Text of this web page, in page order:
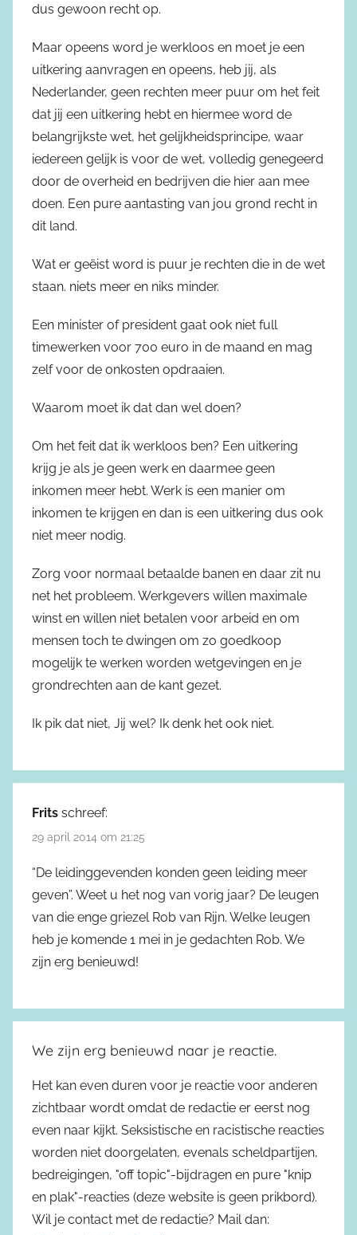
dus gewoon recht op.
Maar opeens word je werkloos en moet je een
uitkering aanvragen en opeens, heb jij, als
Nederlander, geen rechten meer puur om het feit
dat jij een uitkering hebt en hiermee word de
belangrijkste wet, het gelijkheidsprincipe, waar
iedereen gelijk is voor de wet, volledig genegeerd
door de overheid en bedrijven die hier aan mee
doen. Een pure aantasting van jou grond recht in
dit land.
Wat er geëist word is puur je rechten die in de wet
staan. niets meer en niks minder.
Een minister of president gaat ook niet full
timewerken voor 700 euro in de maand en mag
zelf voor de onkosten opdraaien.
Waarom moet ik dat dan wel doen?
Om het feit dat ik werkloos ben? Een uitkering
krijg je als je geen werk en daarmee geen
inkomen meer hebt. Werk is een manier om
inkomen te krijgen en dan is een uitkering dus ook
niet meer nodig.
Zorg voor normaal betaalde banen en daar zit nu
net het probleem. Werkgevers willen maximale
winst en willen niet betalen voor arbeid en om
mensen toch te dwingen om zo goedkoop
mogelijk te werken worden wetgevingen en je
grondrechten aan de kant gezet.
Ik pik dat niet, Jij wel? Ik denk het ook niet.
Frits schreef:
29 april 2014 om 21:25
“De leidinggevenden konden geen leiding meer
geven”. Weet u het nog van vorig jaar? De leugen
van die enge griezel Rob van Rijn. Welke leugen
heb je komende 1 mei in je gedachten Rob. We
zijn erg benieuwd!
We zijn erg benieuwd naar je reactie.
Het kan even duren voor je reactie voor anderen
zichtbaar wordt omdat de redactie er eerst nog
even naar kijkt. Seksistische en racistische reacties
worden niet doorgelaten, evenals scheldpartijen,
bedreigingen, "off topic"-bijdragen en pure "knip
en plak"-reacties (deze website is geen prikbord).
Wil je contact met de redactie? Mail dan: